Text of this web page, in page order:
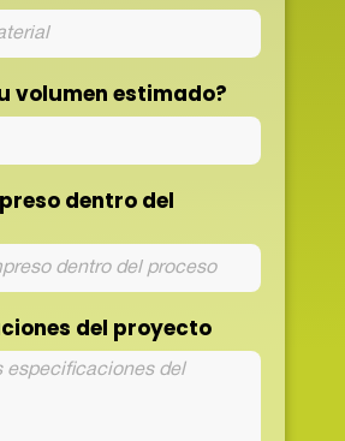
volumen estimado?
dentro del
del proyecto